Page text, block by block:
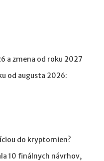
a zmena od roku 2027
od augusta 2026:
do kryptomien?
10 finálnych návrhov,